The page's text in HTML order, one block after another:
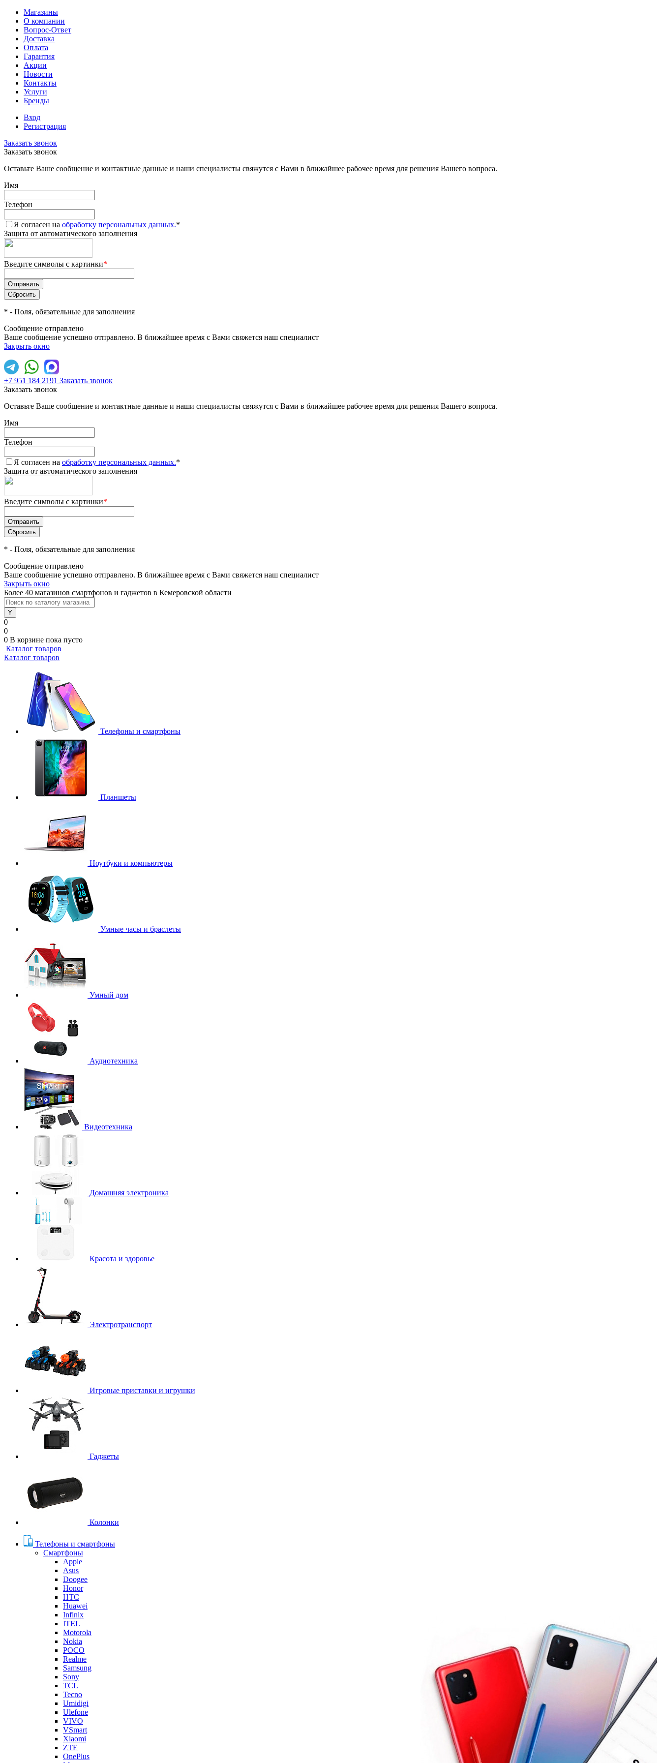
Магазины
О компании
Вопрос-Ответ
Доставка
Оплата
Гарантия
Акции
Новости
Контакты
Услуги
Бренды
Вход
Регистрация
Заказать звонок
Заказать звонок
Оставьте Ваше сообщение и контактные данные и наши специалисты свяжутся с Вами в ближайшее рабочее время для решения Вашего вопроса.
Имя
Телефон
Я согласен на обработку персональных данных.*
Защита от автоматического заполнения
Введите символы с картинки*
* - Поля, обязательные для заполнения
Сообщение отправлено
Ваше сообщение успешно отправлено. В ближайшее время с Вами свяжется наш специалист
Закрыть окно
+7 951 184 2191 Заказать звонок
Заказать звонок
Оставьте Ваше сообщение и контактные данные и наши специалисты свяжутся с Вами в ближайшее рабочее время для решения Вашего вопроса.
Имя
Телефон
Я согласен на обработку персональных данных.*
Защита от автоматического заполнения
Введите символы с картинки*
* - Поля, обязательные для заполнения
Сообщение отправлено
Ваше сообщение успешно отправлено. В ближайшее время с Вами свяжется наш специалист
Закрыть окно
Более 40 магазинов смартфонов и гаджетов в Кемеровской области
0
0
0 В корзине пока пусто
Каталог товаров
Каталог товаров
Телефоны и смартфоны
Планшеты
Ноутбуки и компьютеры
Умные часы и браслеты
Умный дом
Аудиотехника
Видеотехника
Домашняя электроника
Красота и здоровье
Электротранспорт
Игровые приставки и игрушки
Гаджеты
Колонки
Телефоны и смартфоны
Смартфоны
Apple
Asus
Doogee
Honor
HTC
Huawei
Infinix
ITEL
Motorola
Nokia
POCO
Realme
Samsung
Sony
TCL
Tecno
Umidigi
Ulefone
VIVO
VSmart
Xiaomi
ZTE
OnePlus